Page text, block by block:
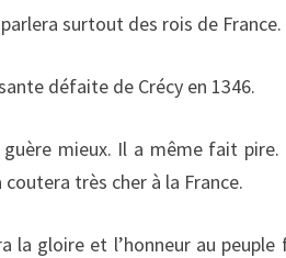
surtout des rois de France.
défaite de Crécy en 1346.
mieux. Il a même fait
très cher à la France.
la gloire et l’honneur au